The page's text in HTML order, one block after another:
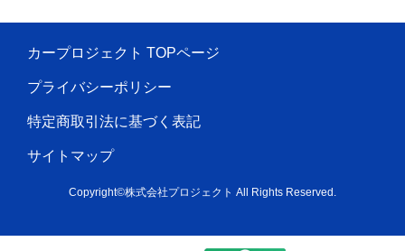
カープロジェクト TOPページ
プライバシーポリシー
特定商取引法に基づく表記
サイトマップ
Copyright©株式会社プロジェクト All Rights Reserved.